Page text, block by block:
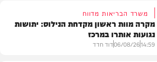
משרד הבריאות מדווח
מקרה מוות ראשון מקדחת הנילוס: יתושות
נגועות אותרו במרכז
14:59
06/08/26דוד חדד